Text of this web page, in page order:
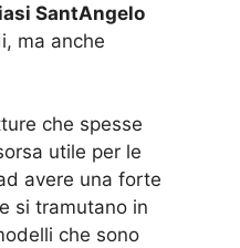
SantAngelo
ma anche
che spesse
utile per le
avere una forte
si tramutano in
che sono